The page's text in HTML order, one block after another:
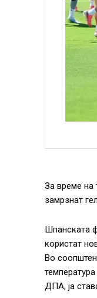
За време на
замрзнат
Шпанската
користат
Во
ДПА, ја